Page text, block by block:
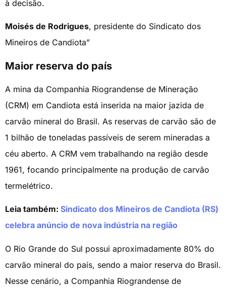
à decisão.
Moisés de Rodrigues, presidente do Sindicato dos
Mineiros de Candiota”
Maior reserva do país
A mina da Companhia Riograndense de Mineração
(CRM) em Candiota está inserida na maior jazida de
carvão mineral do Brasil. As reservas de carvão são de
1 bilhão de toneladas passíveis de serem mineradas a
céu aberto. A CRM vem trabalhando na região desde
1961, focando principalmente na produção de carvão
termelétrico.
Leia também: Sindicato dos Mineiros de Candiota (RS)
celebra anúncio de nova indústria na região
O Rio Grande do Sul possui aproximadamente 80% do
carvão mineral do país, sendo a maior reserva do Brasil.
Nesse cenário, a Companhia Riograndense de